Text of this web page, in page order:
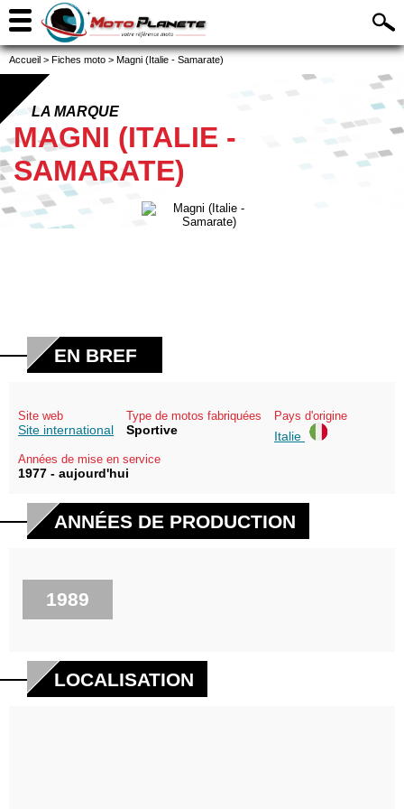
Accueil > Fiches moto > Magni (Italie - Samarate)
LA MARQUE
MAGNI (ITALIE -
SAMARATE)
EN BREF
Site web
Site international
Type de motos fabriquées
Sportive
Pays d'origine
Italie
Années de mise en service
1977 - aujourd'hui
ANNÉES DE PRODUCTION
1989
LOCALISATION